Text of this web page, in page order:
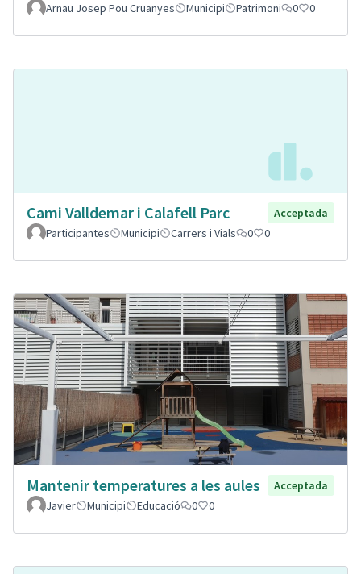
Arnau Josep Pou Cruanyes Municipi Patrimoni 0 0
Cami Valldemar i Calafell Parc
Acceptada
Participantes
Municipi Carrers i Vials 0 0
Mantenir temperatures a les aules
Acceptada
Javier
Municipi Educació 0 0